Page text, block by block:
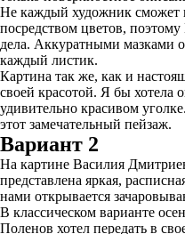
Не каждый художник сможет
посредством цветов,
дела. Аккуратными мазками
каждый листик.
Картина так же, как и
своей красотой. Я бы хотела
удивительно красивом
этот замечательный пейзаж.
Вариант 2
На картине Василия
представлена яркая,
нами открывается
В классическом варианте
Поленов хотел передать в